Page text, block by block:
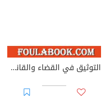
التوثيق في القضاء والقانون المغربيين - الأجزاء من 44 إلى 67